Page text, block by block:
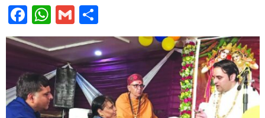
Facebook
WhatsApp
Gmail